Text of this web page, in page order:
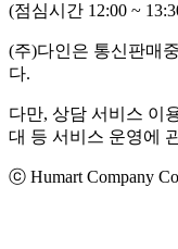
(점심시간 12:00 ~
(주)다인은 통신판매
다.
다만, 상담 서비스 이
대 등 서비스 운영에
ⓒ Humart Company